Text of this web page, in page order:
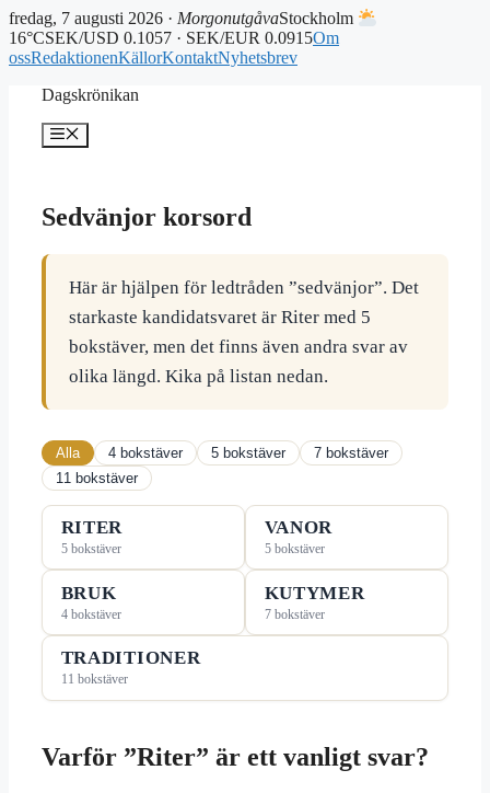
fredag, 7 augusti 2026 · MorgonutgåvaStockholm
16°CSEK/USD 0.1057 · SEK/EUR 0.0915Om
ossRedaktionenKällorKontaktNyhetsbrev
Dagskrönikan
Meny
Sedvänjor korsord
Här är hjälpen för ledtråden ”sedvänjor”. Det
starkaste kandidatsvaret är Riter med 5
bokstäver, men det finns även andra svar av
olika längd. Kika på listan nedan.
Alla 4 bokstäver 5 bokstäver
7 bokstäver
11 bokstäver
RITER
5 bokstäver
VANOR
5 bokstäver
BRUK
4 bokstäver
KUTYMER
7 bokstäver
TRADITIONER
11 bokstäver
Varför ”Riter” är ett vanligt svar?